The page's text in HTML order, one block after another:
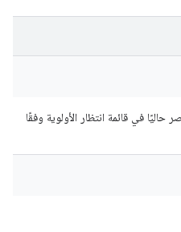
حاليًا في قائمة انتظار الأولوية وفقًا